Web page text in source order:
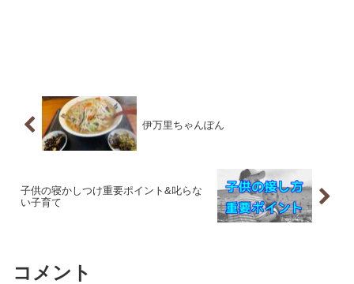
伊万里ちゃんぽん
子供の寝かしつけ重要ポイント&叱らな
い子育て
コメント